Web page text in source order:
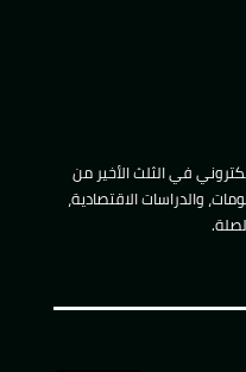
في الثلث الأخير من
والدراسات الاقتصادية،